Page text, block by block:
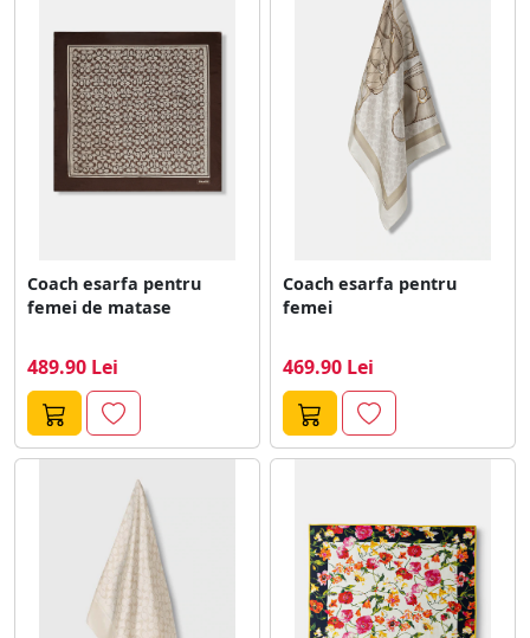
Coach esarfa pentru
femei de matase
489.90 Lei
Coach esarfa pentru
femei
469.90 Lei